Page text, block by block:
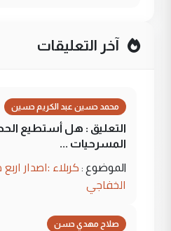
آخر التعليقات
محمد حسين عبد الكريم حسين
التعليق : هل أستطيع
المسرحيات ...
الموضوع : كربلاء :اصدار
الخفاجي
صلاح مهدي حسن